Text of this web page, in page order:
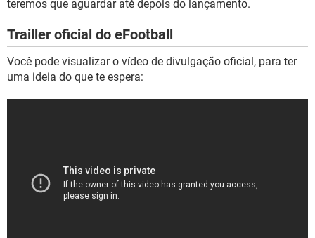
teremos que aguardar até depois do lançamento.
Trailler oficial do eFootball
Você pode visualizar o vídeo de divulgação oficial, para ter
uma ideia do que te espera: